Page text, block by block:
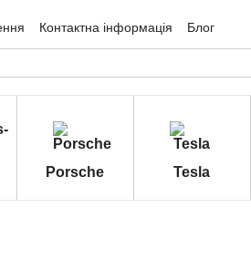
Контактна інформація
Блог
Porsche Tesla